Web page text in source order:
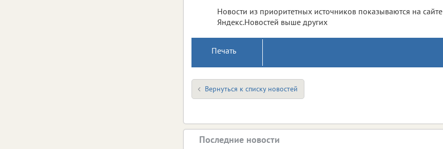
Новости из приоритетных источников показываются на сайте
Яндекс.Новостей выше других
Печать
Вернуться к списку новостей
Последние новости